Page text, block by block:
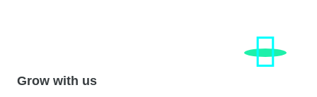
Grow with us